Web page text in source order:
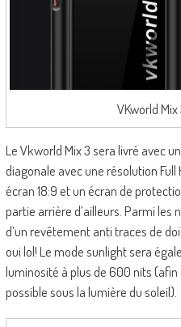
VKworld
Le Vkworld Mix 3 sera livré avec
diagonale avec une résolution
écran 18:9 et un écran de
partie arrière d’ailleurs. Parmi les
d’un revêtement anti traces de
oui lol! Le mode sunlight sera
luminosité à plus de 600 nits (afin
possible sous la lumière du soleil).